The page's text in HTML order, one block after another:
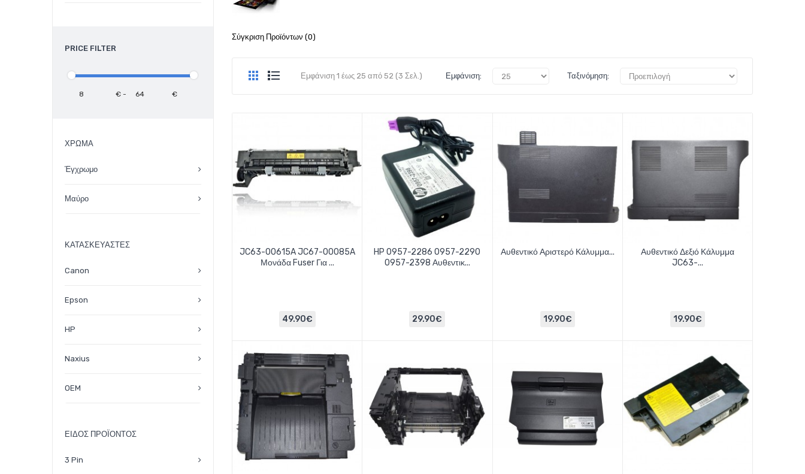
PRICE FILTER
€ - €
ΧΡΏΜΑ
Έγχρωμο
Μαύρο
ΚΑΤΑΣΚΕΥΑΣΤΈΣ
Canon
Epson
HP
Naxius
OEM
ΕΊΔΟΣ ΠΡΟΪΌΝΤΟΣ
3 Pin
Σύγκριση Προϊόντων (0)
Εμφάνιση 1 έως 25 από 52 (3 Σελ.) Ταξινόμηση:
Εμφάνιση:
JC63-00615A JC67-00085A
Μονάδα Fuser Για ...
49.90€
HP 0957-2286 0957-2290
0957-2398 Αυθεντικ...
29.90€
Αυθεντικό Αριστερό Κάλυμμα...
19.90€
Αυθεντικό Δεξιό Κάλυμμα
JC63-...
19.90€